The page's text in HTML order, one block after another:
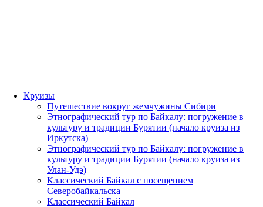
Круизы
Путешествие вокруг жемчужины Сибири
Этнографический тур по Байкалу: погружение в
культуру и традиции Бурятии (начало круиза из
Иркутска)
Этнографический тур по Байкалу: погружение в
культуру и традиции Бурятии (начало круиза из
Улан-Удэ)
Классический Байкал с посещением
Северобайкальска
Классический Байкал